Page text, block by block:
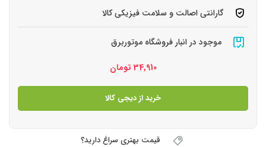
گارانتی اصالت و سلامت فیزیکی کالا
موجود در انبار فروشگاه موتوربرق
34,910 تومان
خرید از دیجی کالا
قیمت بهتری سراغ دارید؟